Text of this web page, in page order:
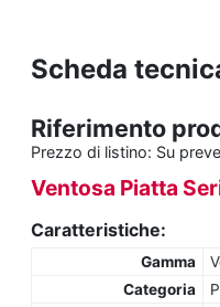
Scheda
Riferimento
Prezzo di listino: Su
Ventosa Piatta
Caratteristiche:
Gamma
Categoria